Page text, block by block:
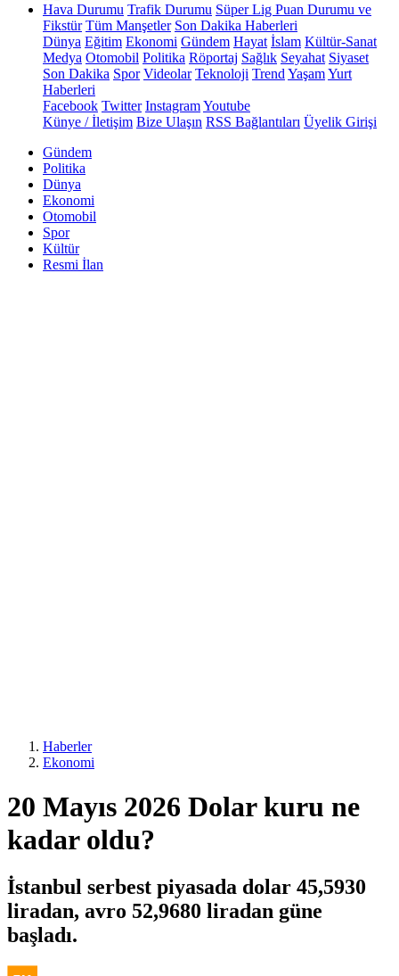
Hava Durumu Trafik Durumu Süper Lig Puan Durumu ve
Fikstür Tüm Manşetler Son Dakika Haberleri
Dünya Eğitim Ekonomi Gündem Hayat İslam Kültür-Sanat
Medya Otomobil Politika Röportaj Sağlık Seyahat Siyaset
Son Dakika Spor Videolar Teknoloji Trend YaşamYurt
Haberleri
Facebook Twitter InstagramYoutube
Künye / İletişim Bize Ulaşın RSS Bağlantıları Üyelik Girişi
Gündem
Politika
Dünya
Ekonomi
Otomobil
Spor
Kültür
Resmi İlan
Haberler
Ekonomi
20 Mayıs 2026 Dolar kuru ne
kadar oldu?
İstanbul serbest piyasada dolar 45,5930
liradan, avro 52,9680 liradan güne
başladı.